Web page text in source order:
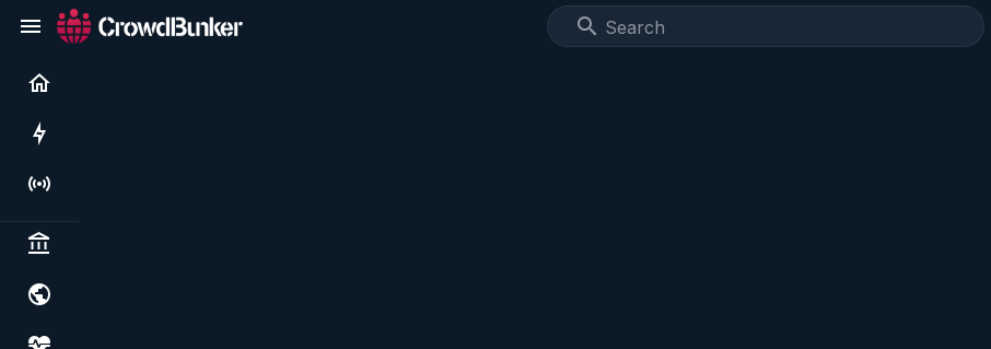
Live
Politics & institutions